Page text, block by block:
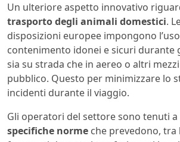
Un ulteriore aspetto innovativo
trasporto degli animali domestici.
disposizioni europee impongono
contenimento idonei e sicuri durante
sia su strada che in aereo o altri
pubblico. Questo per minimizzare lo
incidenti durante il viaggio.
Gli operatori del settore sono tenuti a
specifiche norme che prevedono, tra